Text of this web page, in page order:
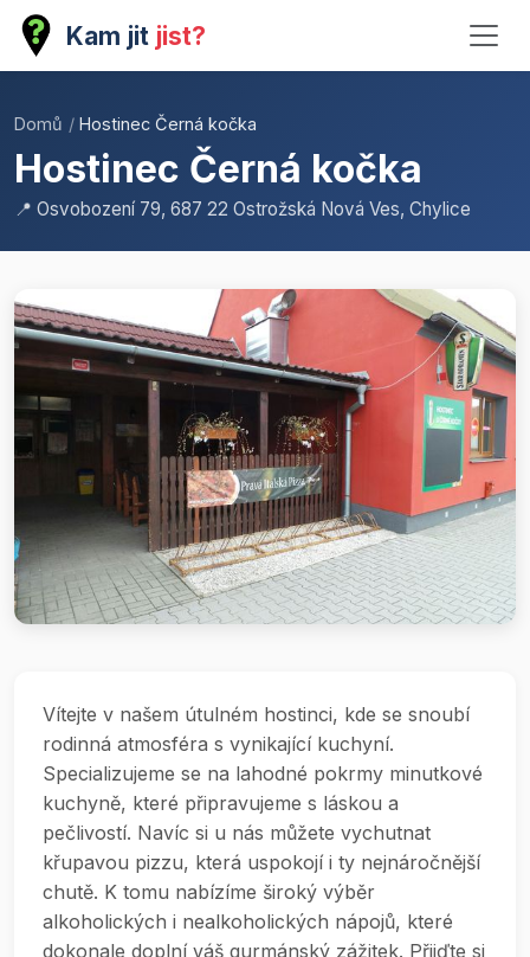
Kam jit jist?
Domů / Hostinec Černá kočka
Hostinec Černá kočka
📍 Osvobození 79, 687 22 Ostrožská Nová Ves, Chylice
Vítejte v našem útulném hostinci, kde se snoubí
rodinná atmosféra s vynikající kuchyní.
Specializujeme se na lahodné pokrmy minutkové
kuchyně, které připravujeme s láskou a
pečlivostí. Navíc si u nás můžete vychutnat
křupavou pizzu, která uspokojí i ty nejnáročnější
chutě. K tomu nabízíme široký výběr
alkoholických i nealkoholických nápojů, které
dokonale doplní váš gurmánský zážitek. Přijďte si